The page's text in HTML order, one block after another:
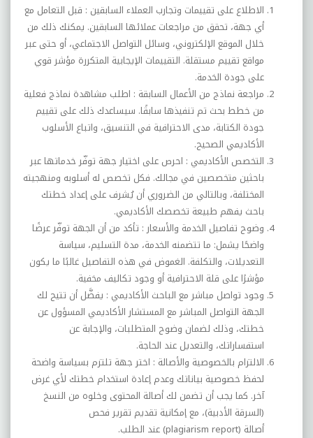
الاطلاع على تقييمات وتجارب العملاء السابقين : قبل التعامل مع
أي جهة، تحقق من مراجعات عملائها السابقين. يمكنك ذلك من
خلال الموقع الإلكتروني، وسائل التواصل الاجتماعي، أو حتى عبر
مواقع تقييم مستقلة. التقييمات الإيجابية المتكررة مؤشر قوي
على جودة الخدمة.
مراجعة نماذج من الأعمال السابقة : اطلب مشاهدة نماذج فعلية
من خطط بحث تم تنفيذها سابقًا. سيساعدك ذلك على تقييم
جودة الكتابة، مدى الاحترافية في التنسيق، واتباع الأسلوب
الأكاديمي الصحيح.
التخصص الأكاديمي : احرص على اختيار جهة توفّر خدماتها عبر
باحثين متخصصين في مجالك. فكل تخصص له أسلوبه ومنهجيته
المختلفة، وبالتالي من الضروري أن يُشرف على إعداد خطتك
باحث يفهم طبيعة تخصصك الأكاديمي.
وضوح تفاصيل الخدمة والأسعار : تأكد من أن الجهة توفّر عرضًا
واضحًا يشمل: ما تتضمنه الخدمة، مدة التسليم، سياسة
التعديلات، والتكلفة. الغموض في هذه التفاصيل غالبًا ما يكون
مؤشرًا على قلة الاحترافية أو وجود تكاليف مخفية.
وجود تواصل مباشر مع الباحث الأكاديمي : يفضَّل أن تتيح لك
الجهة التواصل المباشر مع المستشار الأكاديمي المسؤول عن
خطتك، وذلك لضمان وضوح المتطلبات، والإجابة عن
استفساراتك، والتعديل عند الحاجة.
الالتزام بالخصوصية والأصالة : اختر جهة تلتزم بسياسة واضحة
لحفظ خصوصية بياناتك وعدم إعادة استخدام خطتك لأي غرض
آخر. كما يجب أن تضمن لك أصالة المحتوى وخلوه من النسخ
(السرقة الأدبية)، مع إمكانية تقديم تقرير فحص
أصالة (plagiarism report) عند الطلب.